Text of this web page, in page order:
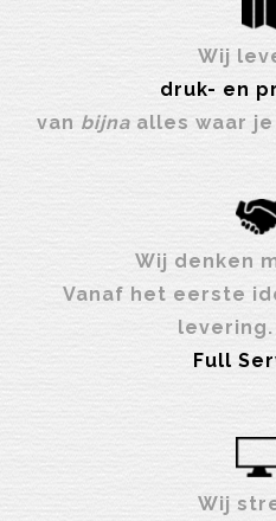
Wij
druk- en
van bijnaalles waar je
Wij denken
Vanaf het eerste
levering.
Full
Wij